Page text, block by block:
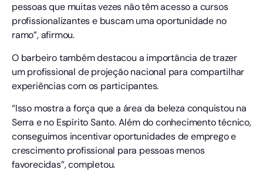
pessoas que muitas vezes não têm acesso a cursos
profissionalizantes e buscam uma oportunidade no
ramo”, afirmou.
O barbeiro também destacou a importância de trazer
um profissional de projeção nacional para compartilhar
experiências com os participantes.
“Isso mostra a força que a área da beleza conquistou na
Serra e no Espírito Santo. Além do conhecimento técnico,
conseguimos incentivar oportunidades de emprego e
crescimento profissional para pessoas menos
favorecidas”, completou.